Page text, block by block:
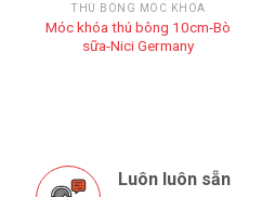
THÚ BÔNG MÓC KHÓA
Móc khóa thú bông 10cm-Bò
sữa-Nici Germany
Luôn luôn sẵn